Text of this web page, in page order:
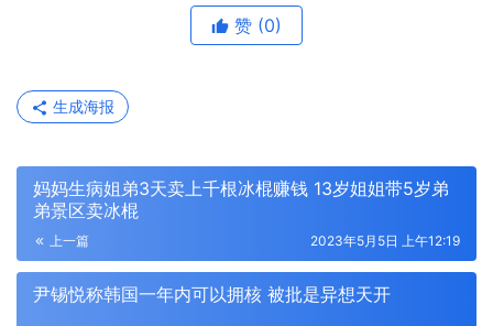
赞 (0)
生成海报
妈妈生病姐弟3天卖上千根冰棍赚钱 13岁姐姐带5岁弟
弟景区卖冰棍
上一篇 2023年5月5日 上午12:19
尹锡悦称韩国一年内可以拥核 被批是异想天开